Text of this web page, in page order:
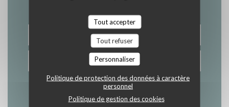
Tout accepter
Tout refuser
Personnaliser
Politique de protection des données à caractère
personnel
Politique de gestion des cookies
RÉSERVER
BONS CADEAUX